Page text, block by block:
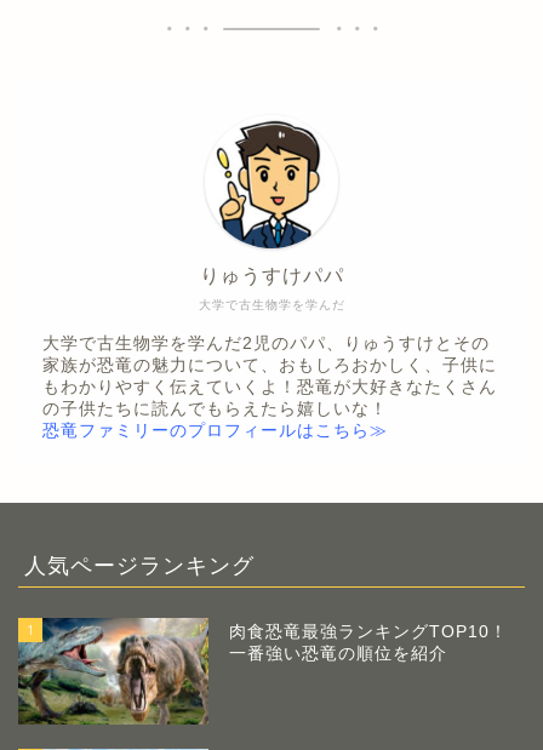
大学で古生物学を学んだ
りゅうすけパパ
大学で古生物学を学んだ2児のパパ、りゅうすけとその
家族が恐竜の魅力について、おもしろおかしく、子供に
もわかりやすく伝えていくよ！恐竜が大好きなたくさん
の子供たちに読んでもらえたら嬉しいな！
恐竜ファミリーのプロフィールはこちら≫
人気ページランキング
1
肉食恐竜最強ランキングTOP10！
一番強い恐竜の順位を紹介